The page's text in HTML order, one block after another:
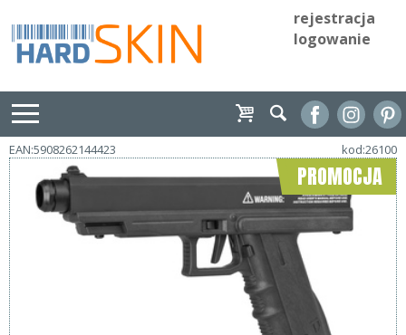
rejestracja
logowanie
EAN:5908262144423 kod:26100
PROMOCJA